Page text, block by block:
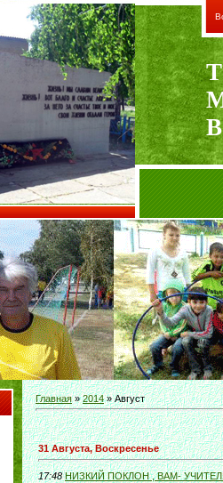
Главная»2014 » Август
31 Августа, Воскресенье
17:48 НИЗКИЙ ПОКЛОН , ВАМ-